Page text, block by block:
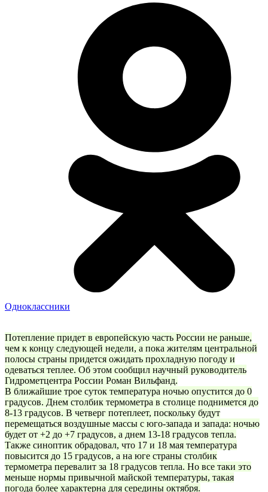
Одноклассники
Потепление придет в европейскую часть России не раньше,
чем к концу следующей недели, а пока жителям центральной
полосы страны придется ожидать прохладную погоду и
одеваться теплее. Об этом сообщил научный руководитель
Гидрометцентра России Роман Вильфанд.
В ближайшие трое суток температура ночью опустится до 0
градусов. Днем столбик термометра в столице поднимется до
8-13 градусов. В четверг потеплеет, поскольку будут
перемещаться воздушные массы с юго-запада и запада: ночью
будет от +2 до +7 градусов, а днем 13-18 градусов тепла.
Также синоптик обрадовал, что 17 и 18 мая температура
повысится до 15 градусов, а на юге страны столбик
термометра перевалит за 18 градусов тепла. Но все таки это
меньше нормы привычной майской температуры, такая
погода более характерна для середины октября.